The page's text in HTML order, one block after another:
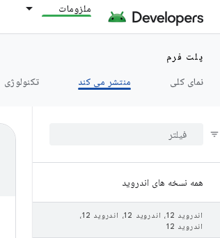
ملزومات
پلت فرم
نمای کلی
منتشر می کند تکنولوژی
همه نسخه های اندروید
اندروید 12، اندروید 12، اندروید 12،
اندروید 12